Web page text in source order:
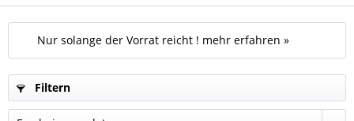
Nur solange der Vorrat reicht ! mehr erfahren »
Filtern